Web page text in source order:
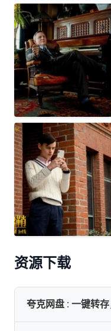
资源下载
夸克网盘 : 一键转存